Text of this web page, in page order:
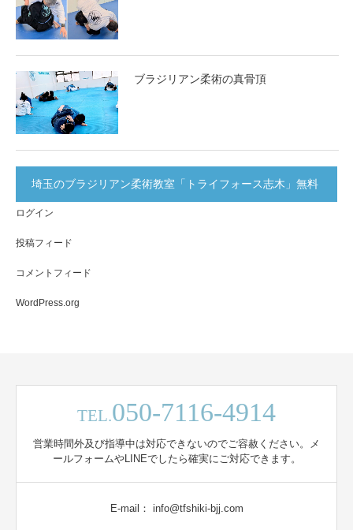
ブラジリアン柔術の真骨頂
埼玉のブラジリアン柔術教室「トライフォース志木」無料
体験実施中！
ログイン
投稿フィード
コメントフィード
WordPress.org
TEL.050-7116-4914
営業時間外及び指導中は対応できないのでご容赦ください。メ
ールフォームやLINEでしたら確実にご対応できます。
E-mail： info@tfshiki-bjj.com